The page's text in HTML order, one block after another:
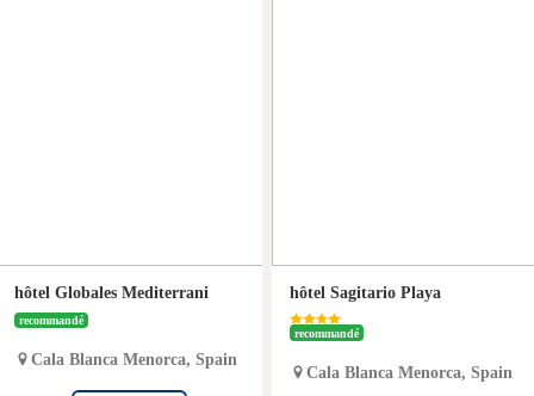
hôtel Globales Mediterrani
recommandé
Cala Blanca Menorca, Spain
hôtel Sagitario Playa
recommandé
Cala Blanca Menorca, Spain